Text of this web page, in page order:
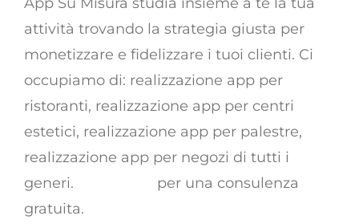
attività trovando la strategia giusta per
monetizzare e fidelizzare i tuoi clienti. Ci
occupiamo di: realizzazione app per
ristoranti, realizzazione app per centri
estetici, realizzazione app per palestre,
realizzazione app per negozi di tutti i
generi.
per una consulenza
gratuita.